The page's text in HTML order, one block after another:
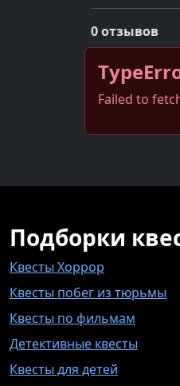
0 отзывов
Failed to
Подборки
Квесты Хоррор
Квесты побег из тюрьмы
Квесты по фильмам
Детективные квесты
Квесты для детей